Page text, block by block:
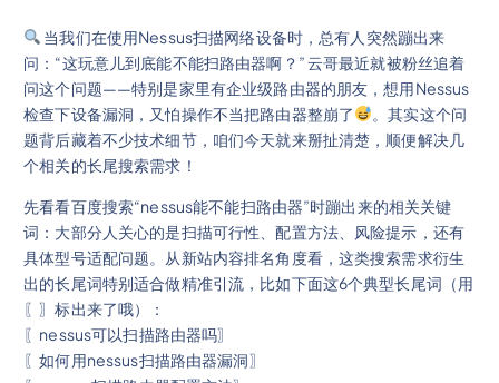
当我们在使用Nessus扫描网络设备时，总有人突然蹦出来
问：“这玩意儿到底能不能扫路由器啊？” 云哥最近就被粉丝追着
问这个问题——特别是家里有企业级路由器的朋友，想用Nessus
检查下设备漏洞，又怕操作不当把路由器整崩了
。其实这个问
题背后藏着不少技术细节，咱们今天就来掰扯清楚，顺便解决几
个相关的长尾搜索需求！
先看看百度搜索“nessus能不能扫路由器”时蹦出来的相关关键
词：大部分人关心的是扫描可行性、配置方法、风险提示，还有
具体型号适配问题。从新站内容排名角度看，这类搜索需求衍生
出的长尾词特别适合做精准引流，比如下面这6个典型长尾词（用
〖〗标出来了哦）：
〖nessus可以扫描路由器吗〗
〖如何用nessus扫描路由器漏洞〗